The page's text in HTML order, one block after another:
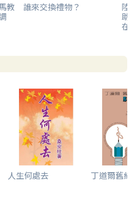
教 誰來交換禮物？ 陸
助
在
人生何處去 丁道爾舊約